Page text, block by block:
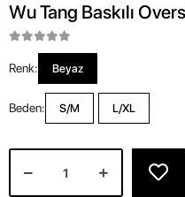
Wu Tang Baskılı
Renk: Beyaz
Beden: S/M L/XL